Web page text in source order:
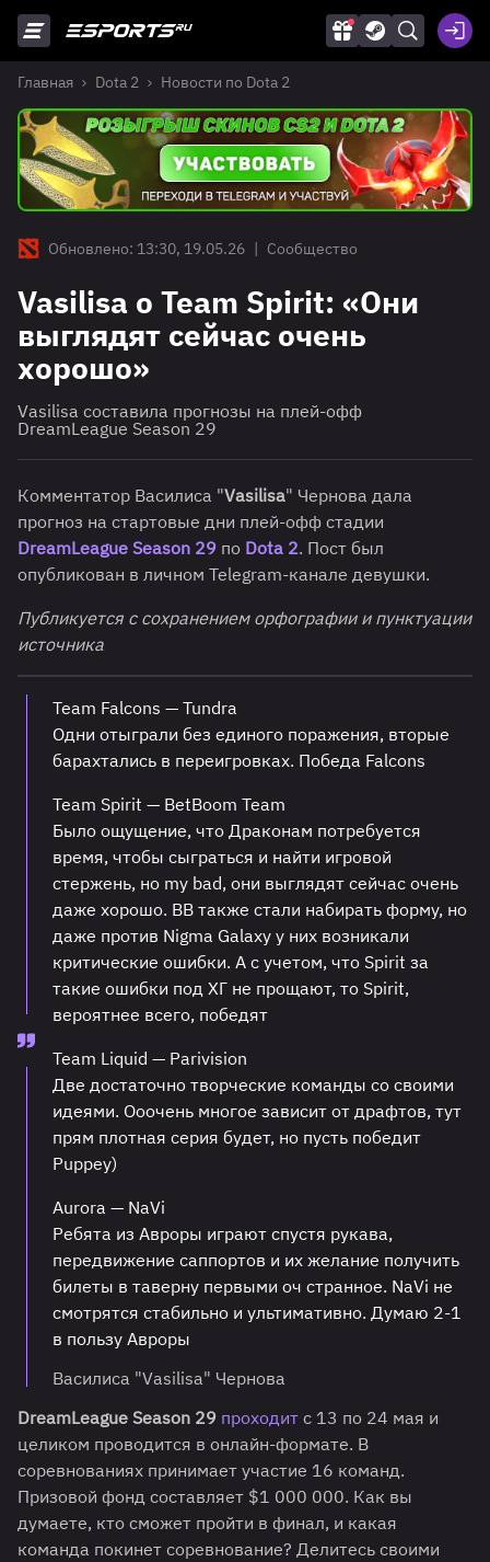
Главная Dota 2 Новости по Dota 2
Обновлено: 13:30, 19.05.26 | Сообщество
Vasilisa о Team Spirit: «Они
выглядят сейчас очень
хорошо»
Vasilisa составила прогнозы на плей-офф
DreamLeague Season 29
Комментатор Василиса "Vasilisa" Чернова дала
прогноз на стартовые дни плей-офф стадии
DreamLeague Season 29 по Dota 2. Пост был
опубликован в личном Telegram-канале девушки.
Публикуется с сохранением орфографии и пунктуации
источника
Team Falcons — Tundra
Одни отыграли без единого поражения, вторые
барахтались в переигровках. Победа Falcons
Team Spirit — BetBoom Team
Было ощущение, что Драконам потребуется
время, чтобы сыграться и найти игровой
стержень, но my bad, они выглядят сейчас очень
даже хорошо. BB также стали набирать форму, но
даже против Nigma Galaxy у них возникали
критические ошибки. А с учетом, что Spirit за
такие ошибки под ХГ не прощают, то Spirit,
вероятнее всего, победят
Team Liquid — Parivision
Две достаточно творческие команды со своими
идеями. Ооочень многое зависит от драфтов, тут
прям плотная серия будет, но пусть победит
Puppey)
Aurora — NaVi
Ребята из Авроры играют спустя рукава,
передвижение саппортов и их желание получить
билеты в таверну первыми оч странное. NaVi не
смотрятся стабильно и ультимативно. Думаю 2-1
в пользу Авроры
Василиса "Vasilisa" Чернова
DreamLeague Season 29 проходит с 13 по 24 мая и
целиком проводится в онлайн-формате. В
соревнованиях принимает участие 16 команд.
Призовой фонд составляет $1 000 000. Как вы
думаете, кто сможет пройти в финал, и какая
команда покинет соревнование? Делитесь своими